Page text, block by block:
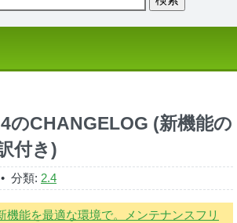
のCHANGELOG (新機能の
付き)
• 分類: 2.4
機能を最適な環境で。メンテナンスフリ